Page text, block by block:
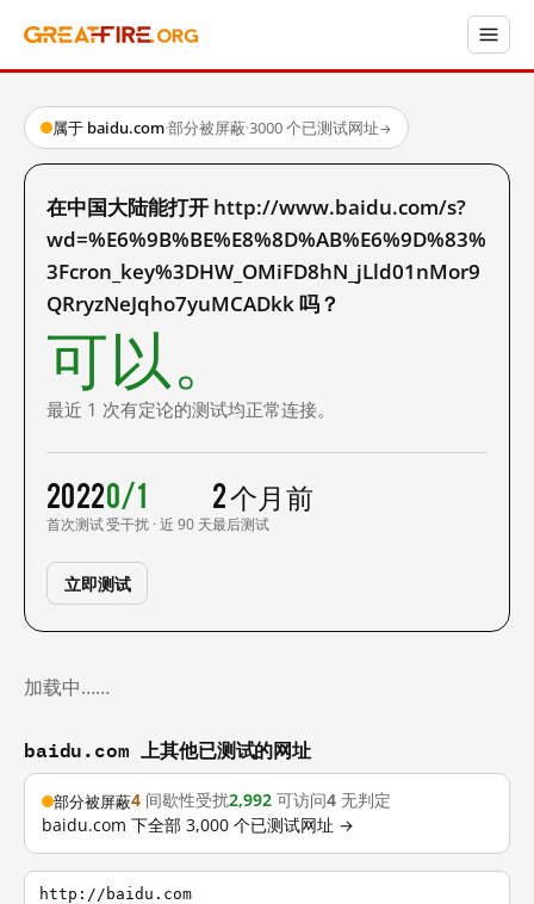
属于 baidu.com·部分被屏蔽·3000 个已测试网址→
在中国大陆能打开 http://www.baidu.com/s?
wd=%E6%9B%BE%E8%8D%AB%E6%9D%83%
3Fcron_key%3DHW_OMiFD8hN_jLld01nMor9
QRryzNeJqho7yuMCADkk 吗？
可以。
最近 1 次有定论的测试均正常连接。
2022
首次测试
0/1
受干扰 · 近 90 天
2 个月前
最后测试
立即测试
加载中……
baidu.com 上其他已测试的网址
部分被屏蔽4 间歇性受扰2,992 可访问4 无判定
baidu.com 下全部 3,000 个已测试网址 →
http://baidu.com